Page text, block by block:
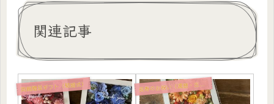
関連記事
両親贈呈ギフト（結婚式） 長寿のお祝い（還暦・古希・喜寿・米寿）